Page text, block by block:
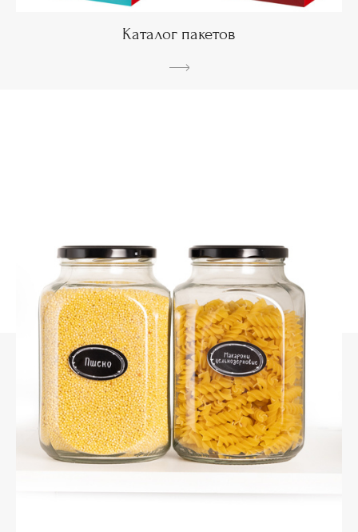
Каталог пакетов